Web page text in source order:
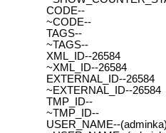
CODE--
~CODE--
TAGS--
~TAGS--
XML_ID--26584
~XML_ID--26584
EXTERNAL_ID--26584
~EXTERNAL_ID--26584
TMP_ID--
~TMP_ID--
USER_NAME--